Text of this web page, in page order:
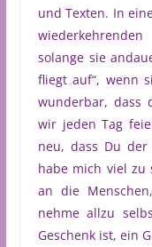
und Texten. In
solange sie
fliegt auf“, wenn
wunderbar, dass
wir jeden Tag
neu, dass Du
habe mich viel zu
an die
nehme allzu
Geschenk ist, ein